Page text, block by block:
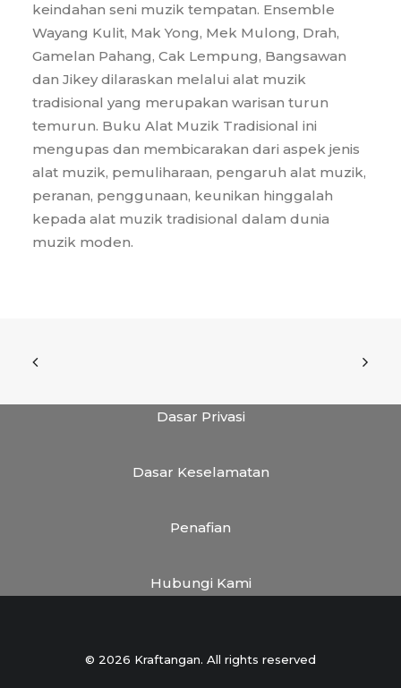
keindahan seni muzik tempatan. Ensemble
Wayang Kulit, Mak Yong, Mek Mulong, Drah,
Gamelan Pahang, Cak Lempung, Bangsawan
dan Jikey dilaraskan melalui alat muzik
tradisional yang merupakan warisan turun
temurun. Buku Alat Muzik Tradisional ini
mengupas dan membicarakan dari aspek jenis
alat muzik, pemuliharaan, pengaruh alat muzik,
peranan, penggunaan, keunikan hinggalah
kepada alat muzik tradisional dalam dunia
muzik moden.
Dasar Privasi
Dasar Keselamatan
Penafian
Hubungi Kami
© 2026 Kraftangan. All rights reserved